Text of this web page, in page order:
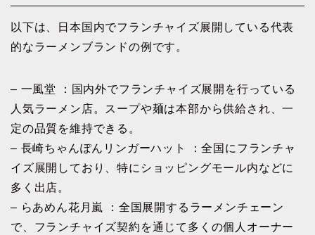
以下は、日本国内でフランチャイズ展開している代表
的なラーメンブランドの例です。
– 一風堂 ：国内外でフランチャイズ展開を行っている
人気ラーメン店。スープや麺は本部から供給され、一
定の品質を維持できる。
– 長崎ちゃんぽんリンガーハット ：全国にフランチャ
イズ展開しており、特にショッピングモール内などに
多く出店。
– らあめん花月嵐 ：全国展開するラーメンチェーン
で、フランチャイズ契約を通じて多くの個人オーナー